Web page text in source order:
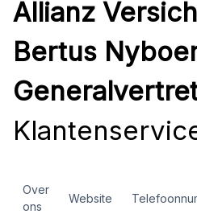
Allianz
Bertus
Over
ons
Website